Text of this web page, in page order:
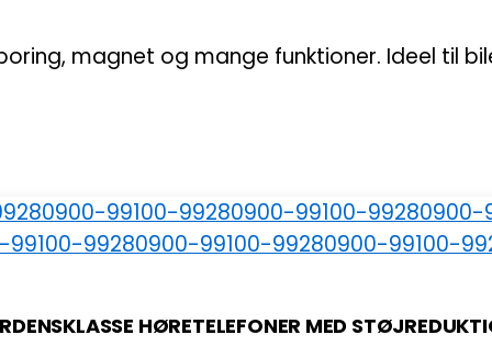
magnet og mange funktioner. Ideel til
HØRETELEFONER MED